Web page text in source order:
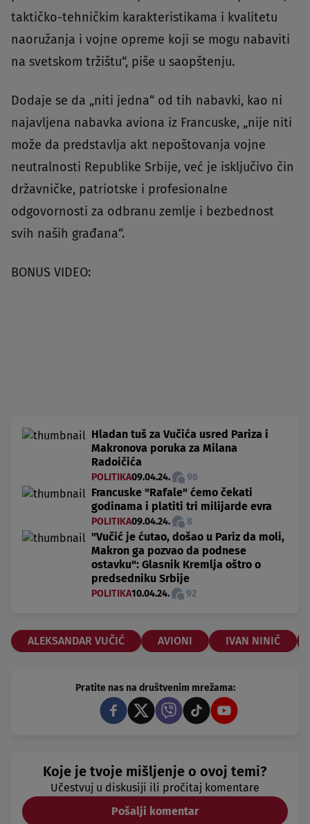
taktičko-tehničkim karakteristikama i kvalitetu
naoružanja i vojne opreme koji se mogu nabaviti
na svetskom tržištu“, piše u saopštenju.
Dodaje se da „niti jedna“ od tih nabavki, kao ni
najavljena nabavka aviona iz Francuske, „nije niti
može da predstavlja akt nepoštovanja vojne
neutralnosti Republike Srbije, već je isključivo čin
državničke, patriotske i profesionalne
odgovornosti za odbranu zemlje i bezbednost
svih naših građana“.
BONUS VIDEO:
Hladan tuš za Vučića usred Pariza i
Makronova poruka za Milana
Radoičića
POLITIKA09.04.24. 96
Francuske "Rafale" ćemo čekati
godinama i platiti tri milijarde evra
POLITIKA09.04.24. 8
"Vučić je ćutao, došao u Pariz da moli,
Makron ga pozvao da podnese
ostavku": Glasnik Kremlja oštro o
predsedniku Srbije
POLITIKA10.04.24. 92
ALEKSANDAR VUČIĆ AVIONI IVAN NINIĆ
Pratite nas na društvenim mrežama:
Koje je tvoje mišljenje o ovoj temi?
Učestvuj u diskusiji ili pročitaj komentare
Pošalji komentar